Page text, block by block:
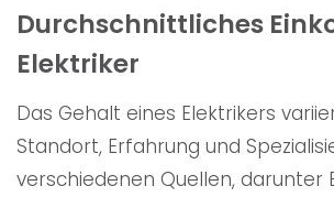
Durchschnittliches
Elektriker
Das Gehalt eines Elektrikers
Standort, Erfahrung und
verschiedenen Quellen, darunter